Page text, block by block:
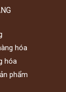
hóa
hóa
phẩm